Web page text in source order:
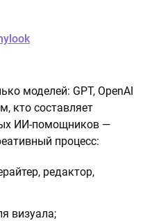
моделей: GPT, OpenAI
кто составляет
ИИ-помощников —
процесс:
редактор,
визуала;